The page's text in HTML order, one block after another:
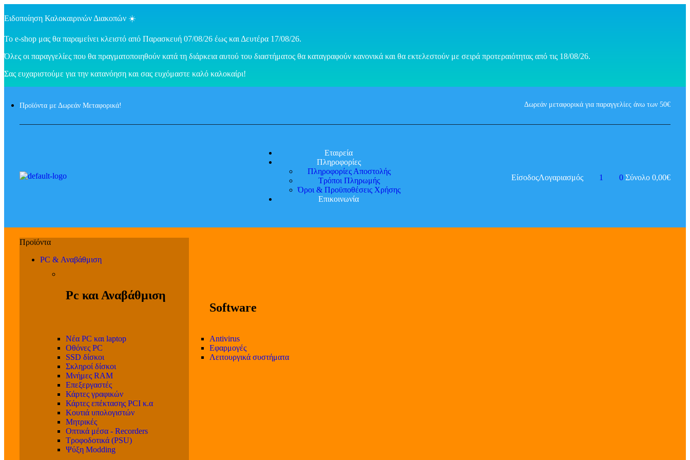
Ειδοποίηση Καλοκαιρινών Διακοπών ☀️
Το e-shop μας θα παραμείνει κλειστό από Παρασκευή 07/08/26 έως και Δευτέρα 17/08/26.
Όλες οι παραγγελίες που θα πραγματοποιηθούν κατά τη διάρκεια αυτού του διαστήματος θα καταγραφούν κανονικά και θα εκτελεστούν με σειρά προτεραιότητας από τις 18/08/26.
Σας ευχαριστούμε για την κατανόηση και σας ευχόμαστε καλό καλοκαίρι!
Προϊόντα με Δωρεάν Μεταφορικά! Δωρεάν μεταφορικά για παραγγελίες άνω των 50€
Εταιρεία
Πληροφορίες
Πληροφορίες Αποστολής
Τρόποι Πληρωμής
Όροι & Προϋποθέσεις Χρήσης
Επικοινωνία
ΕίσοδοςΛογαριασμός 1 0 Σύνολο 0,00€
PC & Αναβάθμιση
Pc και Αναβάθμιση
Software
Νέα PC και laptop
Οθόνες PC
SSD δίσκοι
Σκληροί δίσκοι
Μνήμες RAM
Επεξεργαστές
Κάρτες γραφικών
Κάρτες επέκτασης PCI κ.α
Κουτιά υπολογιστών
Μητρικές
Οπτικά μέσα - Recorders
Τροφοδοτικά (PSU)
Ψύξη Modding
Antivirus
Εφαρμογές
Λειτουργικά συστήματα